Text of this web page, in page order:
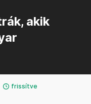
akik
frissítve